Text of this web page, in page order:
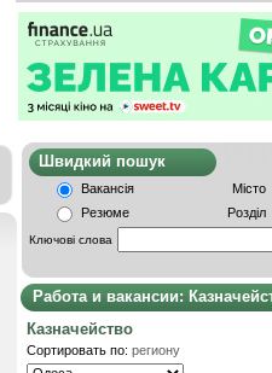
Швидкий
Вакансія
Місто
Резюме
Розділ
Ключові слова
Работа и вакансии:
Казначейство
Сортировать по: региону